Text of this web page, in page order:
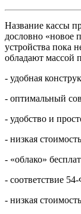
Название кассы
дословно «новое
устройства пока
обладают массой
- удобная
- оптимальный
- удобство и
- низкая
- «облако»
- соответствие
- низкая